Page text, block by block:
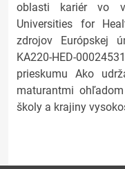
oblasti kariér vo
Universities for
zdrojov Európskej
KA220-HED-
prieskumu Ako
maturantmi
školy a krajiny